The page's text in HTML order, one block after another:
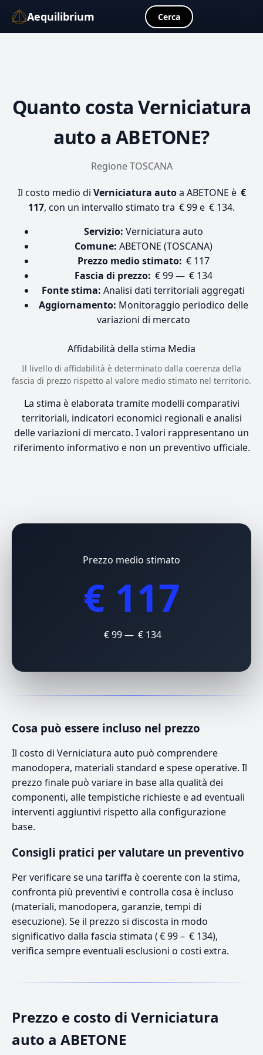
Aequilibrium Cerca
Quanto costaVerniciatura
auto a ABETONE?
Regione TOSCANA
Il costo medio di Verniciatura autoa ABETONE è €
117, con un intervallo stimato tra € 99 e € 134.
Servizio: Verniciatura auto
Comune: ABETONE (TOSCANA)
Prezzo medio stimato: € 117
Fascia di prezzo: € 99 — € 134
Fonte stima: Analisi dati territoriali aggregati
Aggiornamento: Monitoraggio periodico delle
variazioni di mercato
Affidabilità della stima Media
Il livello di affidabilità è determinato dalla coerenza della
fascia di prezzo rispetto al valore medio stimato nel territorio.
La stima è elaborata tramite modelli comparativi
territoriali, indicatori economici regionali e analisi
delle variazioni di mercato. I valori rappresentano un
riferimento informativo e non un preventivo ufficiale.
Prezzo medio stimato
€ 117
€ 99 — € 134
Cosa può essere incluso nel prezzo
Il costo di Verniciatura auto può comprendere
manodopera, materiali standard e spese operative. Il
prezzo finale può variare in base alla qualità dei
componenti, alle tempistiche richieste e ad eventuali
interventi aggiuntivi rispetto alla configurazione
base.
Consigli pratici per valutare un preventivo
Per verificare se una tariffa è coerente con la stima,
confronta più preventivi e controlla cosa è incluso
(materiali, manodopera, garanzie, tempi di
esecuzione). Se il prezzo si discosta in modo
significativo dalla fascia stimata ( € 99 – € 134),
verifica sempre eventuali esclusioni o costi extra.
Prezzo e costo di Verniciatura
auto a ABETONE